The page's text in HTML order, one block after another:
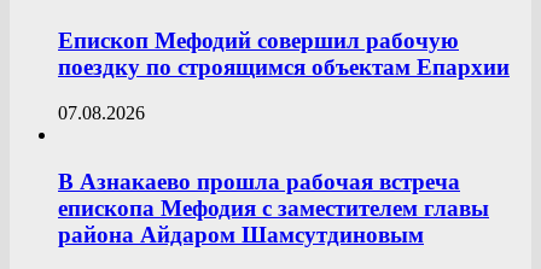
Епископ Мефодий совершил рабочую
поездку по строящимся объектам Епархии
07.08.2026
В Азнакаево прошла рабочая встреча
епископа Мефодия с заместителем главы
района Айдаром Шамсутдиновым